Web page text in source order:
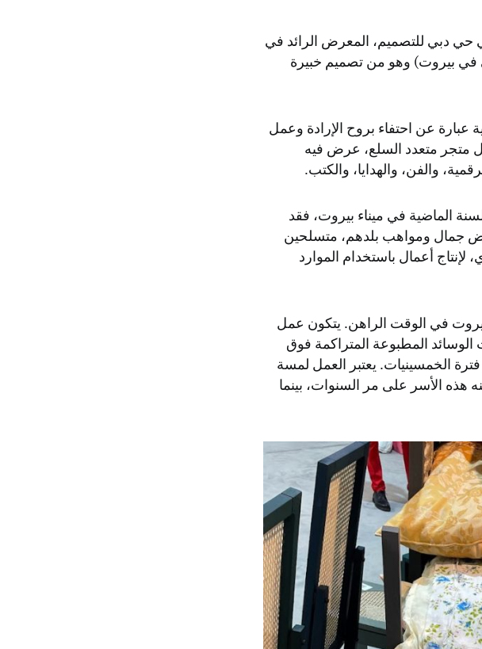
حي دبي للتصميم، المعرض الرائد في
في بيروت) وهو من تصميم خبيرة
عبارة عن احتفاء بروح الإرادة وعمل
متجر متعدد السلع، عرض فيه
والفن، والهدايا، والكتب.
الماضية في ميناء بيروت، فقد
جمال ومواهب بلدهم، متسلحين
أعمال باستخدام الموارد
في الوقت الراهن. يتكون عمل
المطبوعة المتراكمة فوق
الخمسينيات. يعتبر العمل لمسة
هذه الأسر على مر السنوات، بينما